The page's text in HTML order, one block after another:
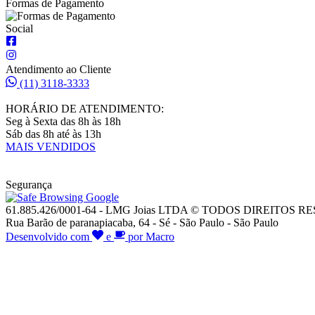
Formas de Pagamento
Social
Atendimento ao Cliente
(11) 3118-3333
HORÁRIO DE ATENDIMENTO:
Seg à Sexta das 8h às 18h
Sáb das 8h até às 13h
MAIS VENDIDOS
Segurança
61.885.426/0001-64 - LMG Joias LTDA © TODOS DIREITOS
Rua Barão de paranapiacaba, 64 - Sé - São Paulo - São Paulo
Desenvolvido com
e por Macro